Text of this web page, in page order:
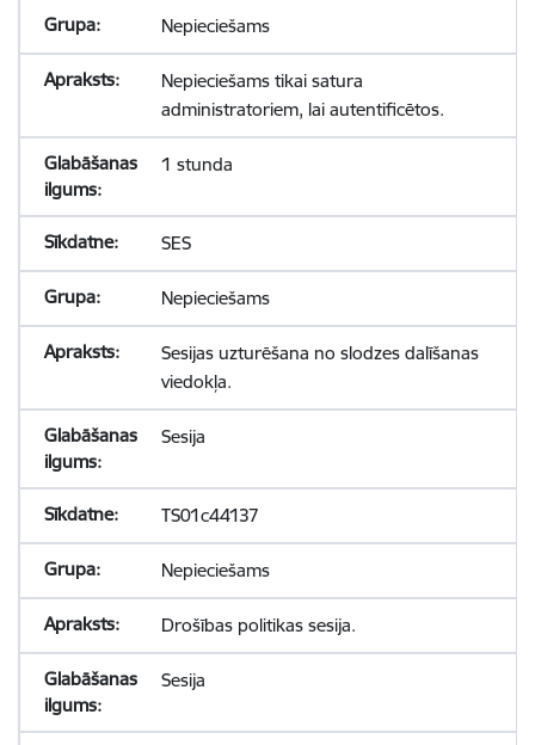
Nepieciešams
Nepieciešams tikai satura
administratoriem, lai autentificētos.
1 stunda
SES
Nepieciešams
Sesijas uzturēšana no slodzes dalīšanas
viedokļa.
Sesija
TS01c44137
Nepieciešams
Drošības politikas sesija.
Sesija